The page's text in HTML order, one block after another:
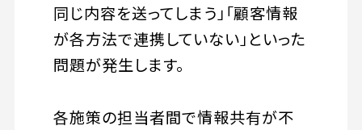
同じ内容を送ってしまう」「顧客情報
が各方法で連携していない」といった
問題が発生します。
各施策の担当者間で情報共有が不